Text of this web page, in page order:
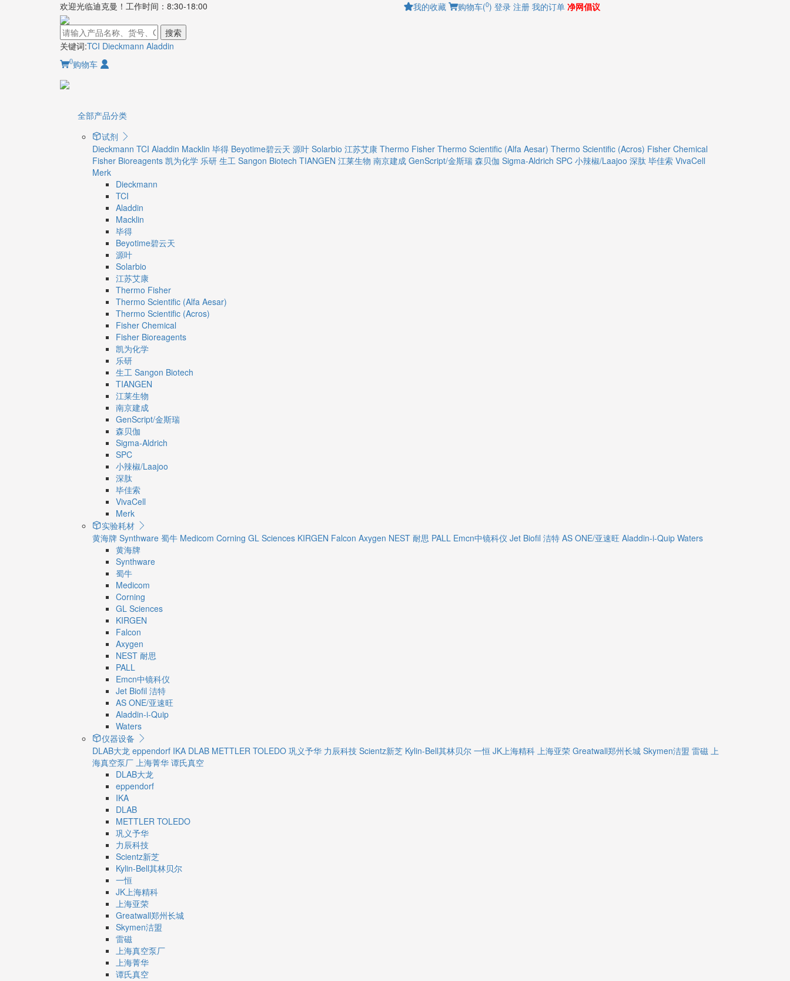
欢迎光临迪克曼！工作时间：8:30-18:00 我的收藏 购物车(0) 登录 注册 我的订单 净网倡议
搜索
关键词:TCI Dieckmann Aladdin
0购物车
全部产品分类
试剂
Dieckmann TCI Aladdin Macklin 毕得 Beyotime碧云天 源叶 Solarbio 江苏艾康 Thermo Fisher Thermo Scientific (Alfa Aesar) Thermo Scientific (Acros) Fisher Chemical
Fisher Bioreagents 凯为化学 乐研 生工 Sangon Biotech TIANGEN 江莱生物 南京建成 GenScript/金斯瑞 森贝伽 Sigma-Aldrich SPC 小辣椒/Laajoo 深肽 毕佳索 VivaCell
Merk
Dieckmann
TCI
Aladdin
Macklin
毕得
Beyotime碧云天
源叶
Solarbio
江苏艾康
Thermo Fisher
Thermo Scientific (Alfa Aesar)
Thermo Scientific (Acros)
Fisher Chemical
Fisher Bioreagents
凯为化学
乐研
生工 Sangon Biotech
TIANGEN
江莱生物
南京建成
GenScript/金斯瑞
森贝伽
Sigma-Aldrich
SPC
小辣椒/Laajoo
深肽
毕佳索
VivaCell
Merk
实验耗材
黄海牌 Synthware 蜀牛 Medicom Corning GL Sciences KIRGEN Falcon Axygen NEST 耐思 PALL Emcn中镜科仪 Jet Biofil 洁特 AS ONE/亚速旺 Aladdin-i-Quip Waters
黄海牌
Synthware
蜀牛
Medicom
Corning
GL Sciences
KIRGEN
Falcon
Axygen
NEST 耐思
PALL
Emcn中镜科仪
Jet Biofil 洁特
AS ONE/亚速旺
Aladdin-i-Quip
Waters
仪器设备
DLAB大龙 eppendorf IKA DLAB METTLER TOLEDO 巩义予华 力辰科技 Scientz新芝 Kylin-Bell其林贝尔 一恒 JK上海精科 上海亚荣 Greatwall郑州长城 Skymen洁盟 雷磁 上
海真空泵厂 上海菁华 谭氏真空
DLAB大龙
eppendorf
IKA
DLAB
METTLER TOLEDO
巩义予华
力辰科技
Scientz新芝
Kylin-Bell其林贝尔
一恒
JK上海精科
上海亚荣
Greatwall郑州长城
Skymen洁盟
雷磁
上海真空泵厂
上海菁华
谭氏真空